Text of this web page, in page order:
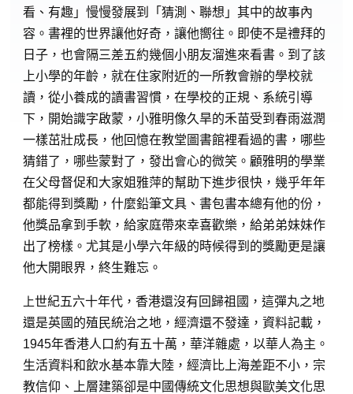
看、有趣」慢慢發展到「猜測、聯想」其中的故事內
容。書裡的世界讓他好奇，讓他嚮往。即使不是禮拜的
日子，也會隔三差五約幾個小朋友溜進來看書。到了該
上小學的年齡，就在住家附近的一所教會辦的學校就
讀，從小養成的讀書習慣，在學校的正規、系統引導
下，開始識字啟蒙，小雅明像久旱的禾苗受到春雨滋潤
一樣茁壯成長，他回憶在教堂圖書館裡看過的書，哪些
猜錯了，哪些蒙對了，發出會心的微笑。顧雅明的學業
在父母督促和大家姐雅萍的幫助下進步很快，幾乎年年
都能得到獎勵，什麼鉛筆文具、書包書本總有他的份，
他獎品拿到手軟，給家庭帶來幸喜歡樂，給弟弟妹妹作
出了榜樣。尤其是小學六年級的時候得到的獎勵更是讓
他大開眼界，終生難忘。
上世紀五六十年代，香港還沒有回歸祖國，這彈丸之地
還是英國的殖民統治之地，經濟還不發達，資料記載，
1945年香港人口約有五十萬，華洋雜處，以華人為主。
生活資料和飲水基本靠大陸，經濟比上海差距不小，宗
教信仰、上層建築卻是中國傳統文化思想與歐美文化思